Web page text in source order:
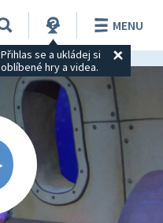
Přihlas se a ukládej si
oblíbené hry a videa.
MENU